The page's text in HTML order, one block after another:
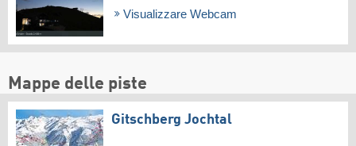
Visualizzare Webcam
Mappe delle piste
Gitschberg Jochtal